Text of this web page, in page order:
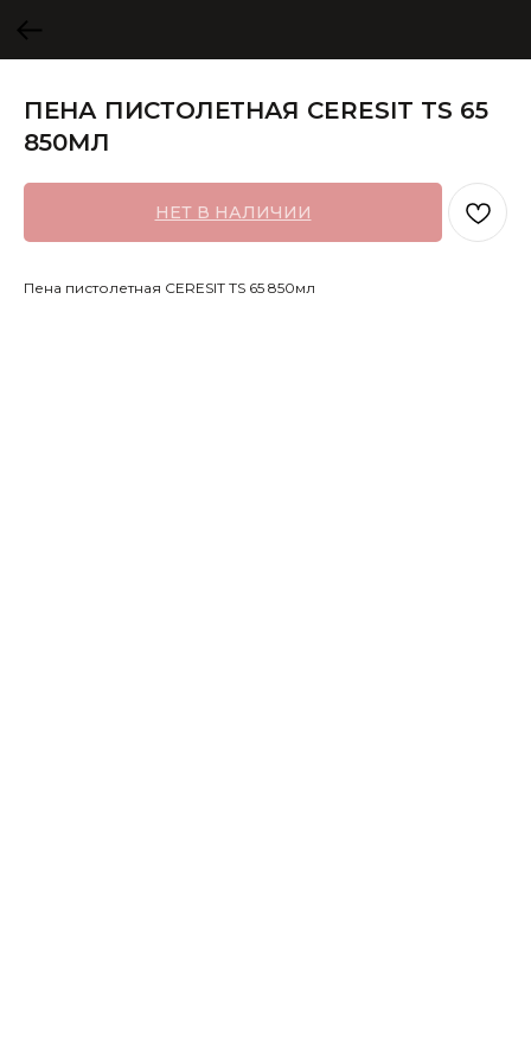
ПЕНА ПИСТОЛЕТНАЯ CERESIT TS 65
850МЛ
НЕТ В НАЛИЧИИ
Пена пистолетная CERESIT TS 65 850мл